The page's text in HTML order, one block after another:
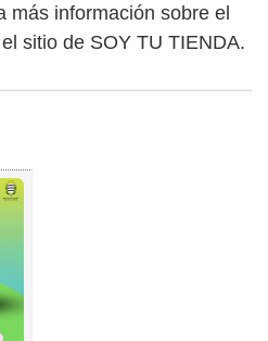
más información sobre el
sitio de SOY TU TIENDA.